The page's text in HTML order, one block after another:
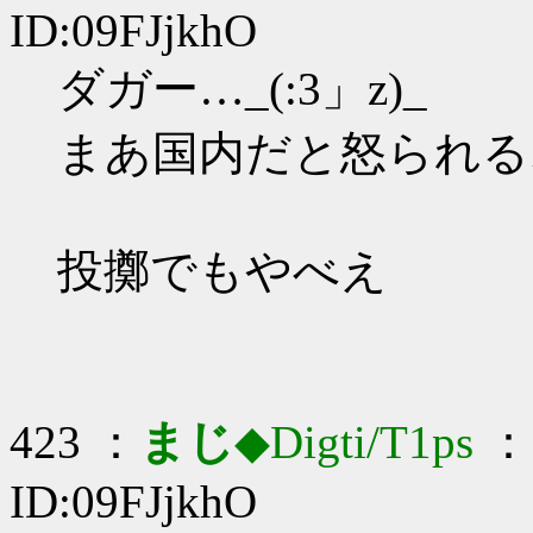
ID:09FJjkhO
ダガー…_(:3」z)_
まあ国内だと怒られ
投擲でもやべえ
423 ： まじ◆Digti/T1ps
ID:09FJjkhO